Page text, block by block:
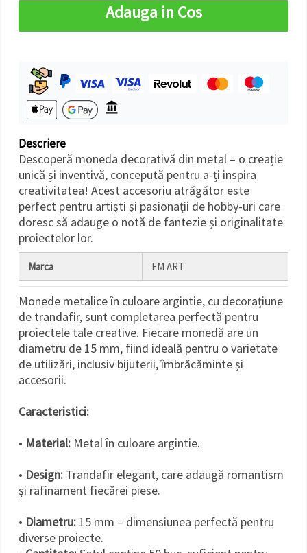
Adauga in Cos
Descriere
Descoperă moneda decorativă din metal – o creație
unică și inventivă, concepută pentru a-ți inspira
creativitatea! Acest accesoriu atrăgător este
perfect pentru artiști și pasionații de hobby-uri care
doresc să adauge o notă de fantezie și originalitate
proiectelor lor.
Marca EM ART
Monede metalice în culoare argintie, cu decorațiune
de trandafir, sunt completarea perfectă pentru
proiectele tale creative. Fiecare monedă are un
diametru de 15 mm, fiind ideală pentru o varietate
de utilizări, inclusiv bijuterii, îmbrăcăminte și
accesorii.
Caracteristici:
• Material: Metal în culoare argintie.
• Design: Trandafir elegant, care adaugă romantism
și rafinament fiecărei piese.
• Diametru: 15 mm – dimensiunea perfectă pentru
diverse proiecte.